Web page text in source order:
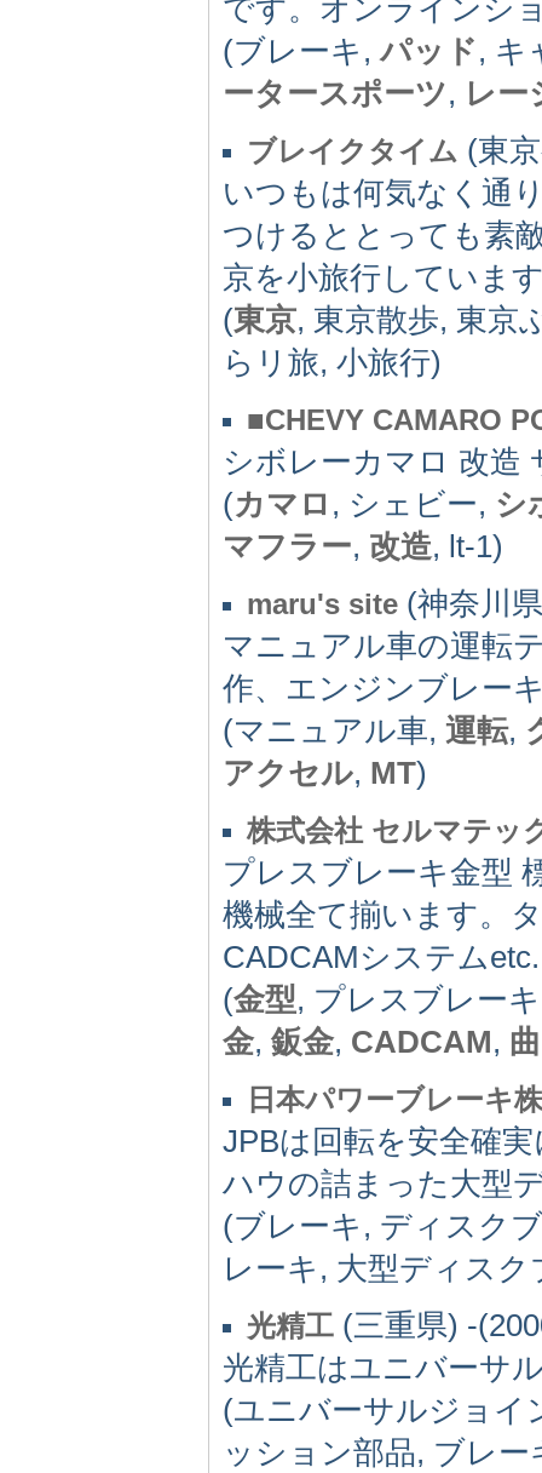
です。オンラインシ
(ブレーキ,パッド, キ
ータースポーツ, レー
ブレイクタイム (東
いつもは何気なく通
つけるととっても素
京を小旅行していま
(東京, 東京散歩, 東京
らリ旅, 小旅行)
■CHEVY CAMARO
シボレーカマロ 改造
(カマロ , シェビー, シ
マフラー, 改造, lt-1)
maru's site (神奈川
マニュアル車の運転
作、エンジンブレー
(マニュアル車, 運転,
アクセル, MT)
株式会社 セルマテッ
プレスブレーキ金型
機械全て揃います。
CADCAMシステムetc.
(金型, プレスブレー
金, 鈑金, CADCAM,
日本パワーブレーキ
JPBは回転を安全確
ハウの詰まった大型
(ブレーキ, ディスク
レーキ, 大型ディス
光精工 (三重県) -
光精工はユニバーサ
(ユニバーサルジョイ
ッション部品, ブレー